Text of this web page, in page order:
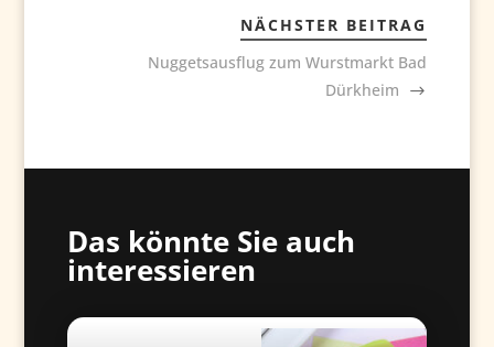
NÄCHSTER BEITRAG
Nuggetsausflug zum Wurstmarkt Bad
Dürkheim
Das könnte Sie auch
interessieren